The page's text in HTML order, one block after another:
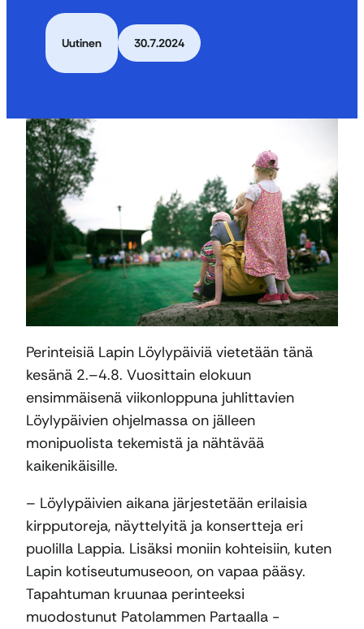
Uutinen 30.7.2024
Perinteisiä Lapin Löylypäiviä vietetään tänä
kesänä 2.–4.8. Vuosittain elokuun
ensimmäisenä viikonloppuna juhlittavien
Löylypäivien ohjelmassa on jälleen
monipuolista tekemistä ja nähtävää
kaikenikäisille.
– Löylypäivien aikana järjestetään erilaisia
kirpputoreja, näyttelyitä ja konsertteja eri
puolilla Lappia. Lisäksi moniin kohteisiin, kuten
Lapin kotiseutumuseoon, on vapaa pääsy.
Tapahtuman kruunaa perinteeksi
muodostunut Patolammen Partaalla -